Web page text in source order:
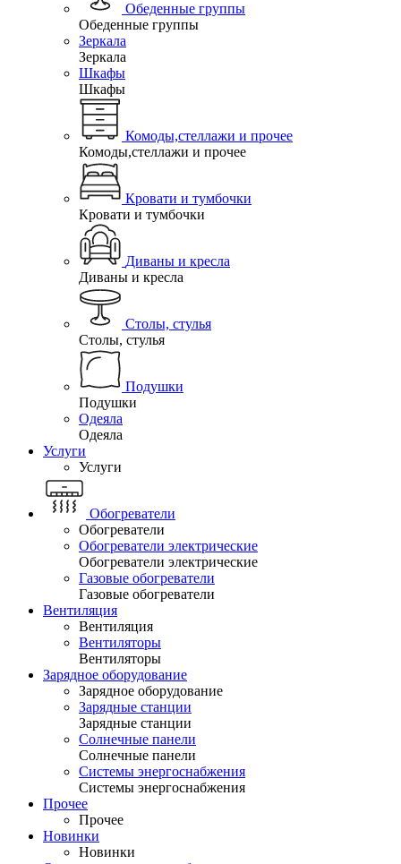
Обеденные группы
Обеденные группы
Зеркала
Зеркала
Шкафы
Шкафы
Комоды,стеллажи и прочее
Комоды,стеллажи и прочее
Кровати и тумбочки
Кровати и тумбочки
Диваны и кресла
Диваны и кресла
Столы, стулья
Столы, стулья
Подушки
Подушки
Одеяла
Одеяла
Услуги
Услуги
Обогреватели
Обогреватели
Обогреватели электрические
Обогреватели электрические
Газовые обогреватели
Газовые обогреватели
Вентиляция
Вентиляция
Вентиляторы
Вентиляторы
Зарядное оборудование
Зарядное оборудование
Зарядные станции
Зарядные станции
Солнечные панели
Солнечные панели
Системы энергоснабжения
Системы энергоснабжения
Прочее
Прочее
Новинки
Новинки